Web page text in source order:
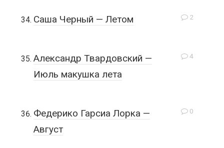
2
Саша Черный — Летом
4
Александр Твардовский —
Июль макушка лета
0
Федерико Гарсиа Лорка —
Август